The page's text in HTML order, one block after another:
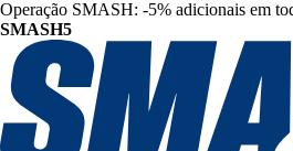
Operação SMASH: -5% adicionais em
SMASH5